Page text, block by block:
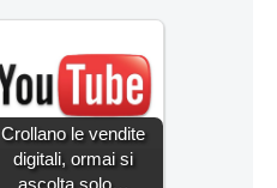
Crollano le vendite
digitali, ormai si